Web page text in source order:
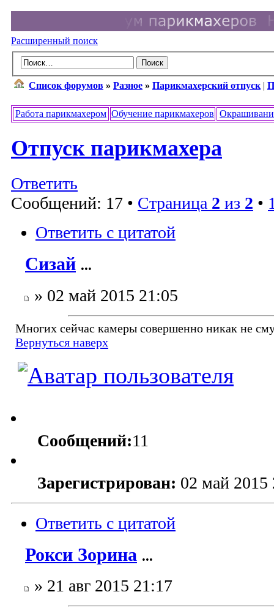
Расширенный поиск
Список форумов » Разное » Парикмахерский отпуск |
Работа парикмахером Обучение парикмахеров
Отпуск парикмахера
Ответить
Сообщений: 17 • Страница 2 из 2 •
Ответить с цитатой
Сизай ...
» 02 май 2015 21:05
Многих сейчас камеры совершенно никак не
Вернуться наверх
Сообщений:11
Зарегистрирован: 02 май 2015
Ответить с цитатой
Рокси Зорина ...
» 21 авг 2015 21:17